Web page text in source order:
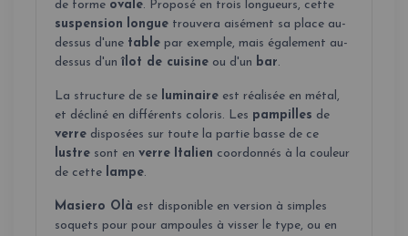
de forme ovale. Proposé en trois longueurs, cette
suspension longue trouvera aisément sa place au-
dessus d'une table par exemple, mais également au-
dessus d'un îlot de cuisine ou d'un bar.
La structure de se luminaire est réalisée en métal,
et décliné en différents coloris. Les pampilles de
verre disposées sur toute la partie basse de ce
lustre sont en verre Italien coordonnés à la couleur
de cette lampe.
Masiero Olà est disponible en version à simples
soquets pour pour ampoules à visser le type, ou en